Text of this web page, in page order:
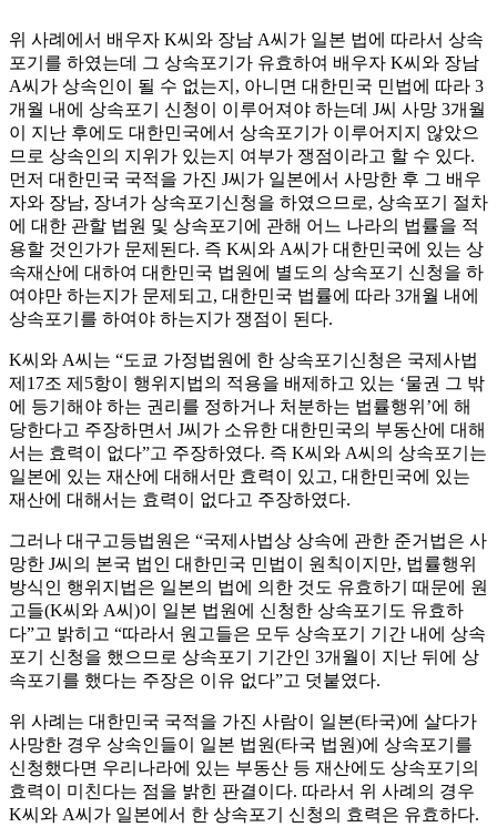
위 사례에서 배우자 K씨와 장남 A씨가 일본 법에 따라서 상속
포기를 하였는데 그 상속포기가 유효하여 배우자 K씨와 장남
A씨가 상속인이 될 수 없는지, 아니면 대한민국 민법에 따라 3
개월 내에 상속포기 신청이 이루어져야 하는데 J씨 사망 3개월
이 지난 후에도 대한민국에서 상속포기가 이루어지지 않았으
므로 상속인의 지위가 있는지 여부가 쟁점이라고 할 수 있다.
먼저 대한민국 국적을 가진 J씨가 일본에서 사망한 후 그 배우
자와 장남, 장녀가 상속포기신청을 하였으므로, 상속포기 절차
에 대한 관할 법원 및 상속포기에 관해 어느 나라의 법률을 적
용할 것인가가 문제된다. 즉 K씨와 A씨가 대한민국에 있는 상
속재산에 대하여 대한민국 법원에 별도의 상속포기 신청을 하
여야만 하는지가 문제되고, 대한민국 법률에 따라 3개월 내에
상속포기를 하여야 하는지가 쟁점이 된다.
K씨와 A씨는 “도쿄 가정법원에 한 상속포기신청은 국제사법
제17조 제5항이 행위지법의 적용을 배제하고 있는 ‘물권 그 밖
에 등기해야 하는 권리를 정하거나 처분하는 법률행위’에 해
당한다고 주장하면서 J씨가 소유한 대한민국의 부동산에 대해
서는 효력이 없다”고 주장하였다. 즉 K씨와 A씨의 상속포기는
일본에 있는 재산에 대해서만 효력이 있고, 대한민국에 있는
재산에 대해서는 효력이 없다고 주장하였다.
그러나 대구고등법원은 “국제사법상 상속에 관한 준거법은 사
망한 J씨의 본국 법인 대한민국 민법이 원칙이지만, 법률행위
방식인 행위지법은 일본의 법에 의한 것도 유효하기 때문에 원
고들(K씨와 A씨)이 일본 법원에 신청한 상속포기도 유효하
다”고 밝히고 “따라서 원고들은 모두 상속포기 기간 내에 상속
포기 신청을 했으므로 상속포기 기간인 3개월이 지난 뒤에 상
속포기를 했다는 주장은 이유 없다”고 덧붙였다.
위 사례는 대한민국 국적을 가진 사람이 일본(타국)에 살다가
사망한 경우 상속인들이 일본 법원(타국 법원)에 상속포기를
신청했다면 우리나라에 있는 부동산 등 재산에도 상속포기의
효력이 미친다는 점을 밝힌 판결이다. 따라서 위 사례의 경우
K씨와 A씨가 일본에서 한 상속포기 신청의 효력은 유효하다.